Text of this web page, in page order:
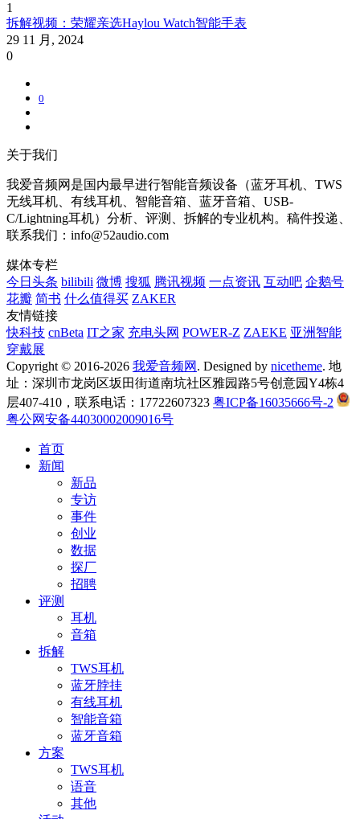
1
拆解视频：荣耀亲选Haylou Watch智能手表
29 11 月, 2024
0
0
关于我们
我爱音频网是国内最早进行智能音频设备（蓝牙耳机、TWS
无线耳机、有线耳机、智能音箱、蓝牙音箱、USB-
C/Lightning耳机）分析、评测、拆解的专业机构。稿件投递、
联系我们：info@52audio.com
媒体专栏
今日头条 bilibili 微博 搜狐 腾讯视频 一点资讯 互动吧 企鹅号
花瓣 简书 什么值得买 ZAKER
友情链接
快科技 cnBeta IT之家 充电头网 POWER-Z ZAEKE 亚洲智能
穿戴展
Copyright © 2016-2026 我爱音频网 . Designed by nicetheme. 地
址：深圳市龙岗区坂田街道南坑社区雅园路5号创意园Y4栋4
层407-410，联系电话：17722607323 粤ICP备16035666号-2
粤公网安备44030002009016号
首页
新闻
新品
专访
事件
创业
数据
探厂
招聘
评测
耳机
音箱
拆解
TWS耳机
蓝牙脖挂
有线耳机
智能音箱
蓝牙音箱
方案
TWS耳机
语音
其他